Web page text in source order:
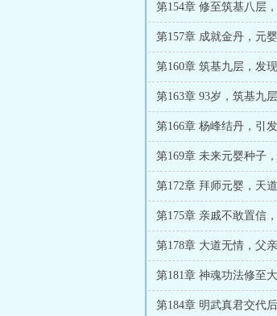
第154章 修至筑基八层
第157章 成就金丹，元
第160章 筑基九层，发
第163章 93岁，筑基九
第166章 杨峰结丹，引
第169章 未来元婴种子
第172章 拜师元婴，天
第175章 亲戚不敢置信
第178章 大道无情，父
第181章 神魂功法修至
第184章 明武真君交代